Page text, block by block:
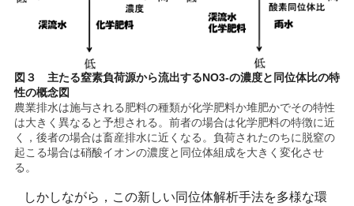
図３ 主たる窒素負荷源から流出するNO3-の濃度と同位体比の特
性の概念図
農業排水は施与される肥料の種類が化学肥料か堆肥かでその特性
は大きく異なると予想される。前者の場合は化学肥料の特徴に近
く，後者の場合は畜産排水に近くなる。負荷されたのちに脱窒の
起こる場合は硝酸イオンの濃度と同位体組成を大きく変化させ
る。
しかしながら，この新しい同位体解析手法を多様な環